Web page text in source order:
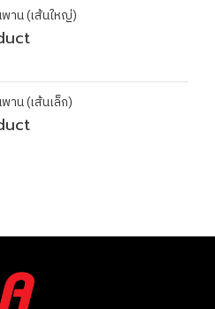
าน (เส้นใหญ่)
าน (เส้นเล็ก)